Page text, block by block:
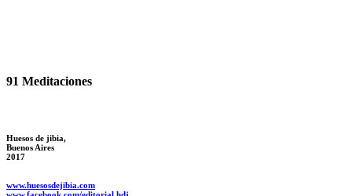
91 Meditaciones
Huesos de jibia,
Buenos Aires
2017
www.huesosdejibia.com